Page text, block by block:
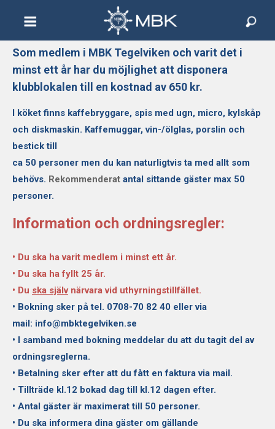
Hem
Information
Hamn & Båtplatser
Fiske
Bildarkiv
Klubblokal
Integritetspolicy
Som medlem i MBK Tegelviken och varit det i
minst ett år har du möjlighet att disponera
klubblokalen till en kostnad av 650 kr.
I köket finns kaffebryggare, spis med ugn, micro, kylskåp
och diskmaskin. Kaffemuggar, vin-/ölglas, porslin och
bestick till
ca 50 personer men du kan naturligtvis ta med allt som
behövs. Rekommenderat antal sittande gäster max 50
personer.
Information och ordningsregler:
• Du ska ha varit medlem i minst ett år.
• Du ska ha fyllt 25 år.
• Du ska självnärvara vid uthyrningstillfället.
• Bokning sker på tel. 0708-70 82 40 eller via
mail: info@mbktegelviken.se
• I samband med bokning meddelar du att du tagit del av
ordningsreglerna.
• Betalning sker efter att du fått en faktura via mail.
• Tillträde kl.12 bokad dag till kl.12 dagen efter.
• Antal gäster är maximerat till 50 personer.
• Du ska informera dina gäster om gällande